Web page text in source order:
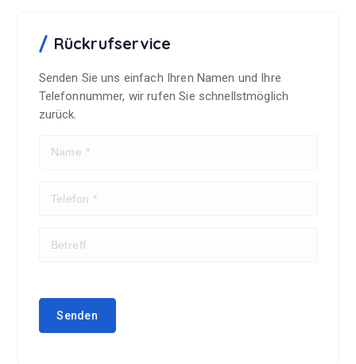
Rückrufservice
Senden Sie uns einfach Ihren Namen und Ihre
Telefonnummer, wir rufen Sie schnellstmöglich
zurück.